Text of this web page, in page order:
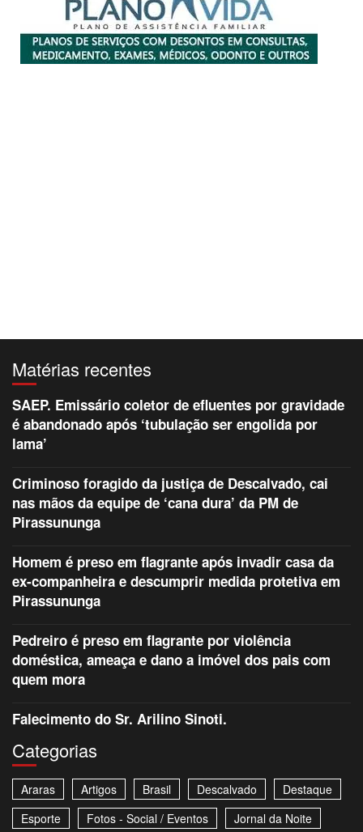
Matérias recentes
SAEP. Emissário coletor de efluentes por gravidade
é abandonado após ‘tubulação ser engolida por
lama’
Criminoso foragido da justiça de Descalvado, cai
nas mãos da equipe de ‘cana dura’ da PM de
Pirassununga
Homem é preso em flagrante após invadir casa da
ex-companheira e descumprir medida protetiva em
Pirassununga
Pedreiro é preso em flagrante por violência
doméstica, ameaça e dano a imóvel dos pais com
quem mora
Falecimento do Sr. Arilino Sinoti.
Categorias
Araras Artigos Brasil Descalvado
Destaque
Esporte
Fotos - Social / Eventos Jornal da Noite